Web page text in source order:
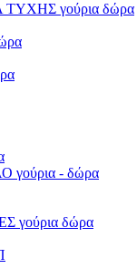
γούρια δώρα
- δώρα
γούρια δώρα